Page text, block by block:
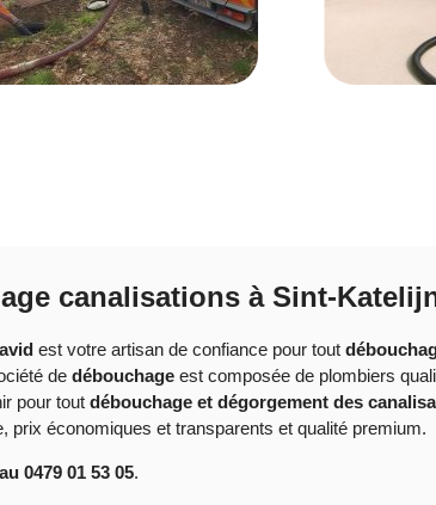
canalisations à Sint-
est votre artisan de confiance pour tout
de débouchage est composée de plombiers
pour tout débouchage et dégorgement des
prix économiques et transparents et qualité premium.
0479 01 53 05.